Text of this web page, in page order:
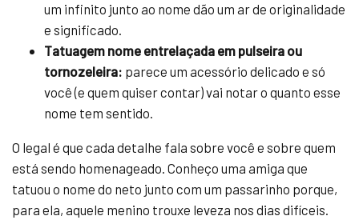
um infinito junto ao nome dão um ar de originalidade
e significado.
Tatuagem nome entrelaçada em pulseira ou
tornozeleira: parece um acessório delicado e só
você (e quem quiser contar) vai notar o quanto esse
nome tem sentido.
O legal é que cada detalhe fala sobre você e sobre quem
está sendo homenageado. Conheço uma amiga que
tatuou o nome do neto junto com um passarinho porque,
para ela, aquele menino trouxe leveza nos dias difíceis.